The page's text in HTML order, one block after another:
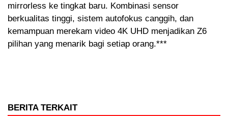
mirrorless ke tingkat baru. Kombinasi sensor
berkualitas tinggi, sistem autofokus canggih, dan
kemampuan merekam video 4K UHD menjadikan Z6
pilihan yang menarik bagi setiap orang.***
BERITA TERKAIT